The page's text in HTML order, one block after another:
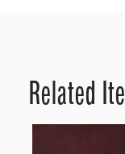
Related